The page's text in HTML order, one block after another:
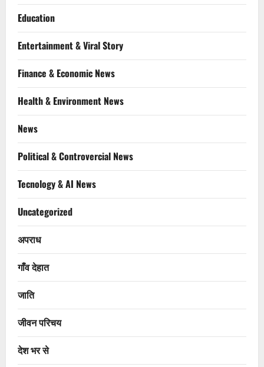
Education
Entertainment & Viral Story
Finance & Economic News
Health & Environment News
News
Political & Controvercial News
Tecnology & AI News
Uncategorized
अपराध
गाँव देहात
जाति
जीवन परिचय
देश भर से